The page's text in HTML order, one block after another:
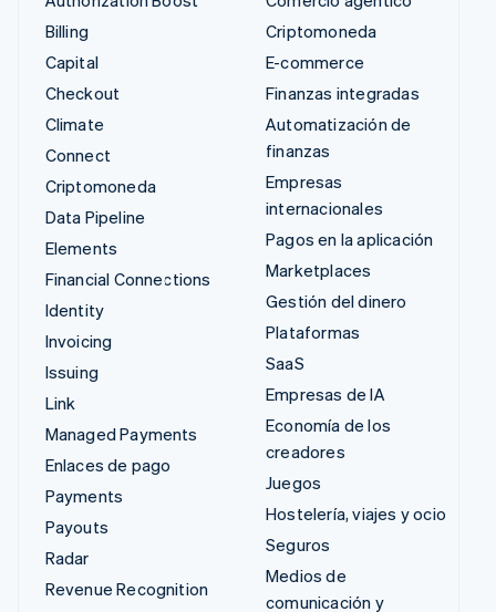
Billing
Capital
Checkout
Climate
Connect
Criptomoneda
Data Pipeline
Elements
Financial Connections
Identity
Invoicing
Issuing
Link
Managed Payments
Enlaces de pago
Payments
Payouts
Radar
Revenue Recognition
Criptomoneda
E-commerce
Finanzas integradas
Automatización de
finanzas
Empresas
internacionales
Pagos en la aplicación
Marketplaces
Gestión del dinero
Plataformas
SaaS
Empresas de IA
Economía de los
creadores
Juegos
Hostelería, viajes y ocio
Seguros
Medios de
comunicación y